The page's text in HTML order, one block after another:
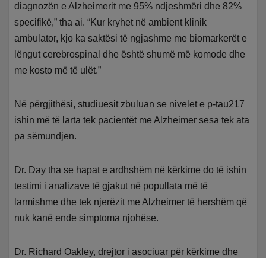
diagnozën e Alzheimerit me 95% ndjeshmëri dhe 82%
specifikë,” tha ai. “Kur kryhet në ambient klinik
ambulator, kjo ka saktësi të ngjashme me biomarkerët e
lëngut cerebrospinal dhe është shumë më komode dhe
me kosto më të ulët.”
Në përgjithësi, studiuesit zbuluan se nivelet e p-tau217
ishin më të larta tek pacientët me Alzheimer sesa tek ata
pa sëmundjen.
Dr. Day tha se hapat e ardhshëm në kërkime do të ishin
testimi i analizave të gjakut në popullata më të
larmishme dhe tek njerëzit me Alzheimer të hershëm që
nuk kanë ende simptoma njohëse.
Dr. Richard Oakley, drejtor i asociuar për kërkime dhe